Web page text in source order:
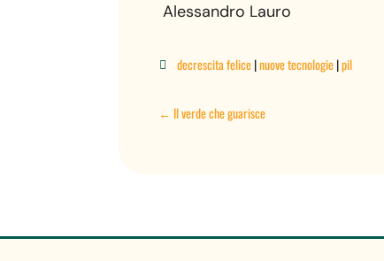
Alessandro Lauro
 decrescita felice|nuove tecnologie|pil
← Il verde che guarisce